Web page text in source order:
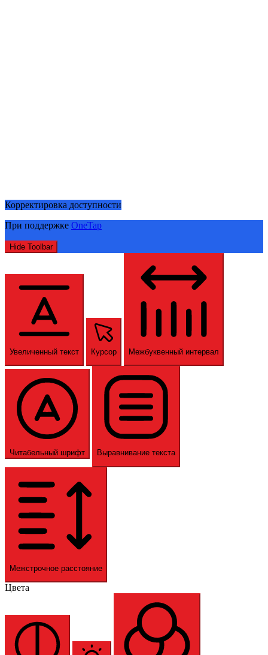
Корректировка доступности
При поддержке OneTap
Hide Toolbar
Увеличенный текст Курсор Межбуквенный интервал
Читабельный шрифт Выравнивание текста
Межстрочное расстояние
Цвета